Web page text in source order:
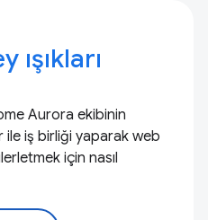
ışıkları
Aurora ekibinin
ile iş birliği yaparak web
için nasıl